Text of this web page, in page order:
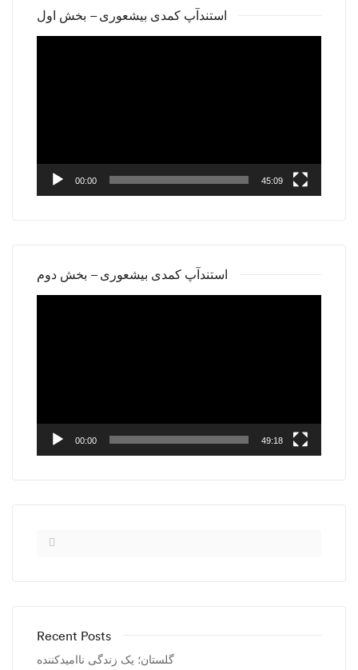
استندآپ کمدی بیشعوری – بخش اول
00:00 45:09
استندآپ کمدی بیشعوری – بخش دوم
00:00 49:18
Recent Posts
گلستان؛ یک زندگی ناامیدکننده